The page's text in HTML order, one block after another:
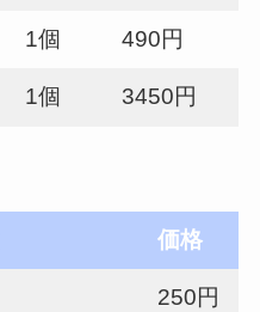
1個 490円
1個 3450円
価格
250円